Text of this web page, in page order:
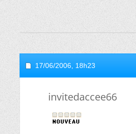
17/06/2006, 18h23
invitedaccee66